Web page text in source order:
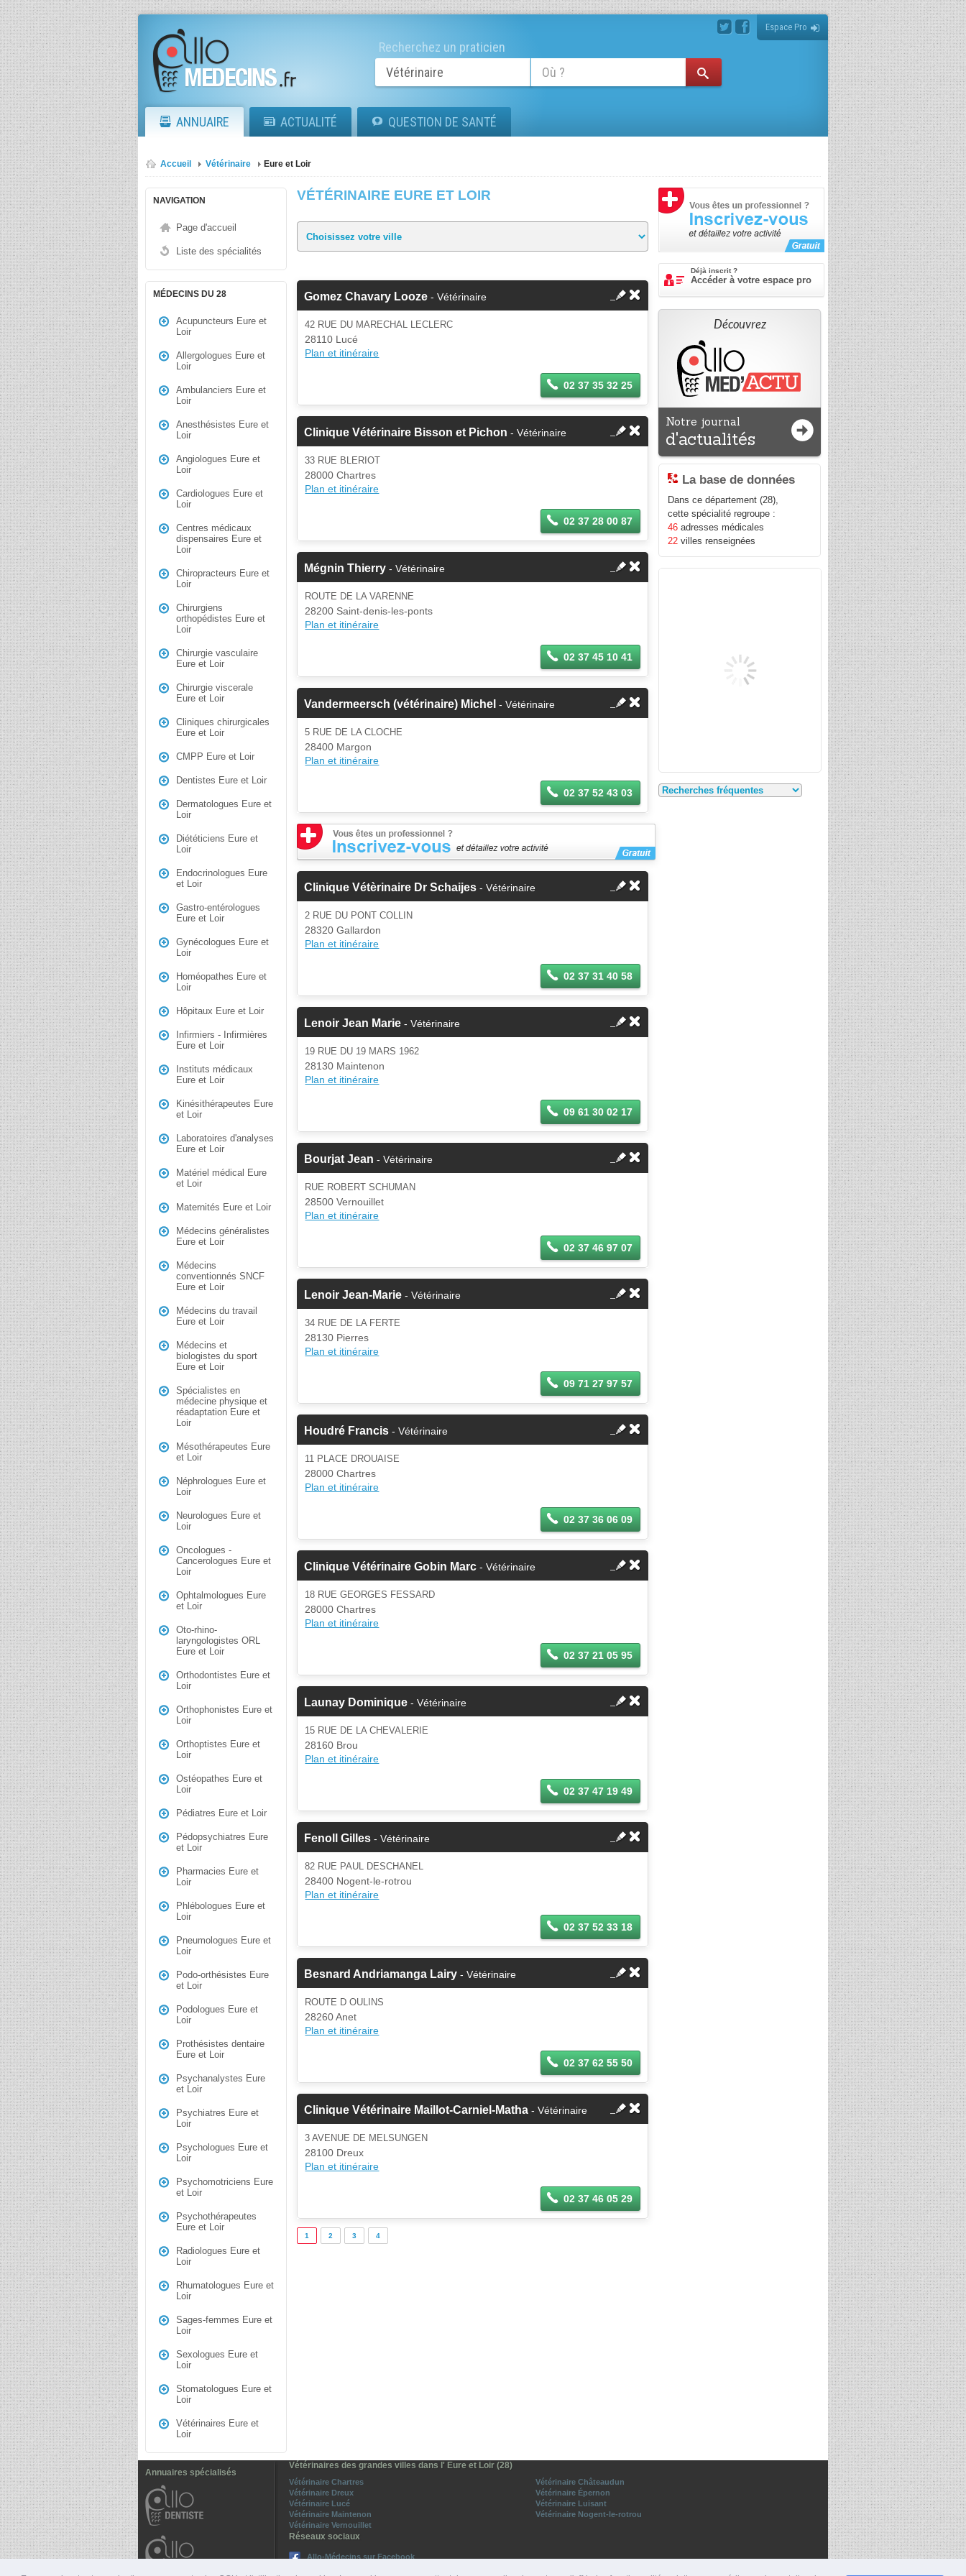
Espace Pro
Recherchez un praticien
ANNUAIRE ACTUALITÉ QUESTION DE SANTÉ
Accueil Vétérinaire Eure et Loir
NAVIGATION
Page d'accueil
Liste des spécialités
MÉDECINS DU 28
Acupuncteurs Eure et
Loir
Allergologues Eure et
Loir
Ambulanciers Eure et
Loir
Anesthésistes Eure et
Loir
Angiologues Eure et
Loir
Cardiologues Eure et
Loir
Centres médicaux
dispensaires Eure et
Loir
Chiropracteurs Eure et
Loir
Chirurgiens
orthopédistes Eure et
Loir
Chirurgie vasculaire
Eure et Loir
Chirurgie viscerale
Eure et Loir
Cliniques chirurgicales
Eure et Loir
CMPP Eure et Loir
Dentistes Eure et Loir
Dermatologues Eure et
Loir
Diététiciens Eure et
Loir
Endocrinologues Eure
et Loir
Gastro-entérologues
Eure et Loir
Gynécologues Eure et
Loir
Homéopathes Eure et
Loir
Hôpitaux Eure et Loir
Infirmiers - Infirmières
Eure et Loir
Instituts médicaux
Eure et Loir
Kinésithérapeutes Eure
et Loir
Laboratoires d'analyses
Eure et Loir
Matériel médical Eure
et Loir
Maternités Eure et Loir
Médecins généralistes
Eure et Loir
Médecins
conventionnés SNCF
Eure et Loir
Médecins du travail
Eure et Loir
Médecins et
biologistes du sport
Eure et Loir
Spécialistes en
médecine physique et
réadaptation Eure et
Loir
Mésothérapeutes Eure
et Loir
Néphrologues Eure et
Loir
Neurologues Eure et
Loir
Oncologues -
Cancerologues Eure et
Loir
Ophtalmologues Eure
et Loir
Oto-rhino-
laryngologistes ORL
Eure et Loir
Orthodontistes Eure et
Loir
Orthophonistes Eure et
Loir
Orthoptistes Eure et
Loir
Ostéopathes Eure et
Loir
Pédiatres Eure et Loir
Pédopsychiatres Eure
et Loir
Pharmacies Eure et
Loir
Phlébologues Eure et
Loir
Pneumologues Eure et
Loir
Podo-orthésistes Eure
et Loir
Podologues Eure et
Loir
Prothésistes dentaire
Eure et Loir
Psychanalystes Eure
et Loir
Psychiatres Eure et
Loir
Psychologues Eure et
Loir
Psychomotriciens Eure
et Loir
Psychothérapeutes
Eure et Loir
Radiologues Eure et
Loir
Rhumatologues Eure et
Loir
Sages-femmes Eure et
Loir
Sexologues Eure et
Loir
Stomatologues Eure et
Loir
Vétérinaires Eure et
Loir
VÉTÉRINAIRE EURE ET LOIR
Gomez Chavary Looze - Vétérinaire
42 RUE DU MARECHAL LECLERC
28110 Lucé
Plan et itinéraire
02 37 35 32 25
Clinique Vétérinaire Bisson et Pichon - Vétérinaire
33 RUE BLERIOT
28000 Chartres
Plan et itinéraire
02 37 28 00 87
Mégnin Thierry - Vétérinaire
ROUTE DE LA VARENNE
28200 Saint-denis-les-ponts
Plan et itinéraire
02 37 45 10 41
Vandermeersch (vétérinaire) Michel - Vétérinaire
5 RUE DE LA CLOCHE
28400 Margon
Plan et itinéraire
02 37 52 43 03
Clinique Vétèrinaire Dr Schaijes - Vétérinaire
2 RUE DU PONT COLLIN
28320 Gallardon
Plan et itinéraire
02 37 31 40 58
Lenoir Jean Marie - Vétérinaire
19 RUE DU 19 MARS 1962
28130 Maintenon
Plan et itinéraire
09 61 30 02 17
Bourjat Jean - Vétérinaire
RUE ROBERT SCHUMAN
28500 Vernouillet
Plan et itinéraire
02 37 46 97 07
Lenoir Jean-Marie - Vétérinaire
34 RUE DE LA FERTE
28130 Pierres
Plan et itinéraire
09 71 27 97 57
Houdré Francis - Vétérinaire
11 PLACE DROUAISE
28000 Chartres
Plan et itinéraire
02 37 36 06 09
Clinique Vétérinaire Gobin Marc - Vétérinaire
18 RUE GEORGES FESSARD
28000 Chartres
Plan et itinéraire
02 37 21 05 95
Launay Dominique - Vétérinaire
15 RUE DE LA CHEVALERIE
28160 Brou
Plan et itinéraire
02 37 47 19 49
Fenoll Gilles - Vétérinaire
82 RUE PAUL DESCHANEL
28400 Nogent-le-rotrou
Plan et itinéraire
02 37 52 33 18
Besnard Andriamanga Lairy - Vétérinaire
ROUTE D OULINS
28260 Anet
Plan et itinéraire
02 37 62 55 50
Clinique Vétérinaire Maillot-Carniel-Matha - Vétérinaire
3 AVENUE DE MELSUNGEN
28100 Dreux
Plan et itinéraire
02 37 46 05 29
1 2 3 4
Déjà inscrit ?
Accéder à votre espace pro
Découvrez
Notre journal
d'actualités
La base de données
Dans ce département (28),
cette spécialité regroupe :
46 adresses médicales
22 villes renseignées
Annuaires spécialisés
Vétérinaires des grandes villes dans l' Eure et Loir (28)
Vétérinaire Chartres
Vétérinaire Châteaudun
Vétérinaire Dreux
Vétérinaire Épernon
Vétérinaire Lucé
Vétérinaire Luisant
Vétérinaire Maintenon
Vétérinaire Nogent-le-rotrou
Vétérinaire Vernouillet
Réseaux sociaux
Allo-Médecins sur Facebook